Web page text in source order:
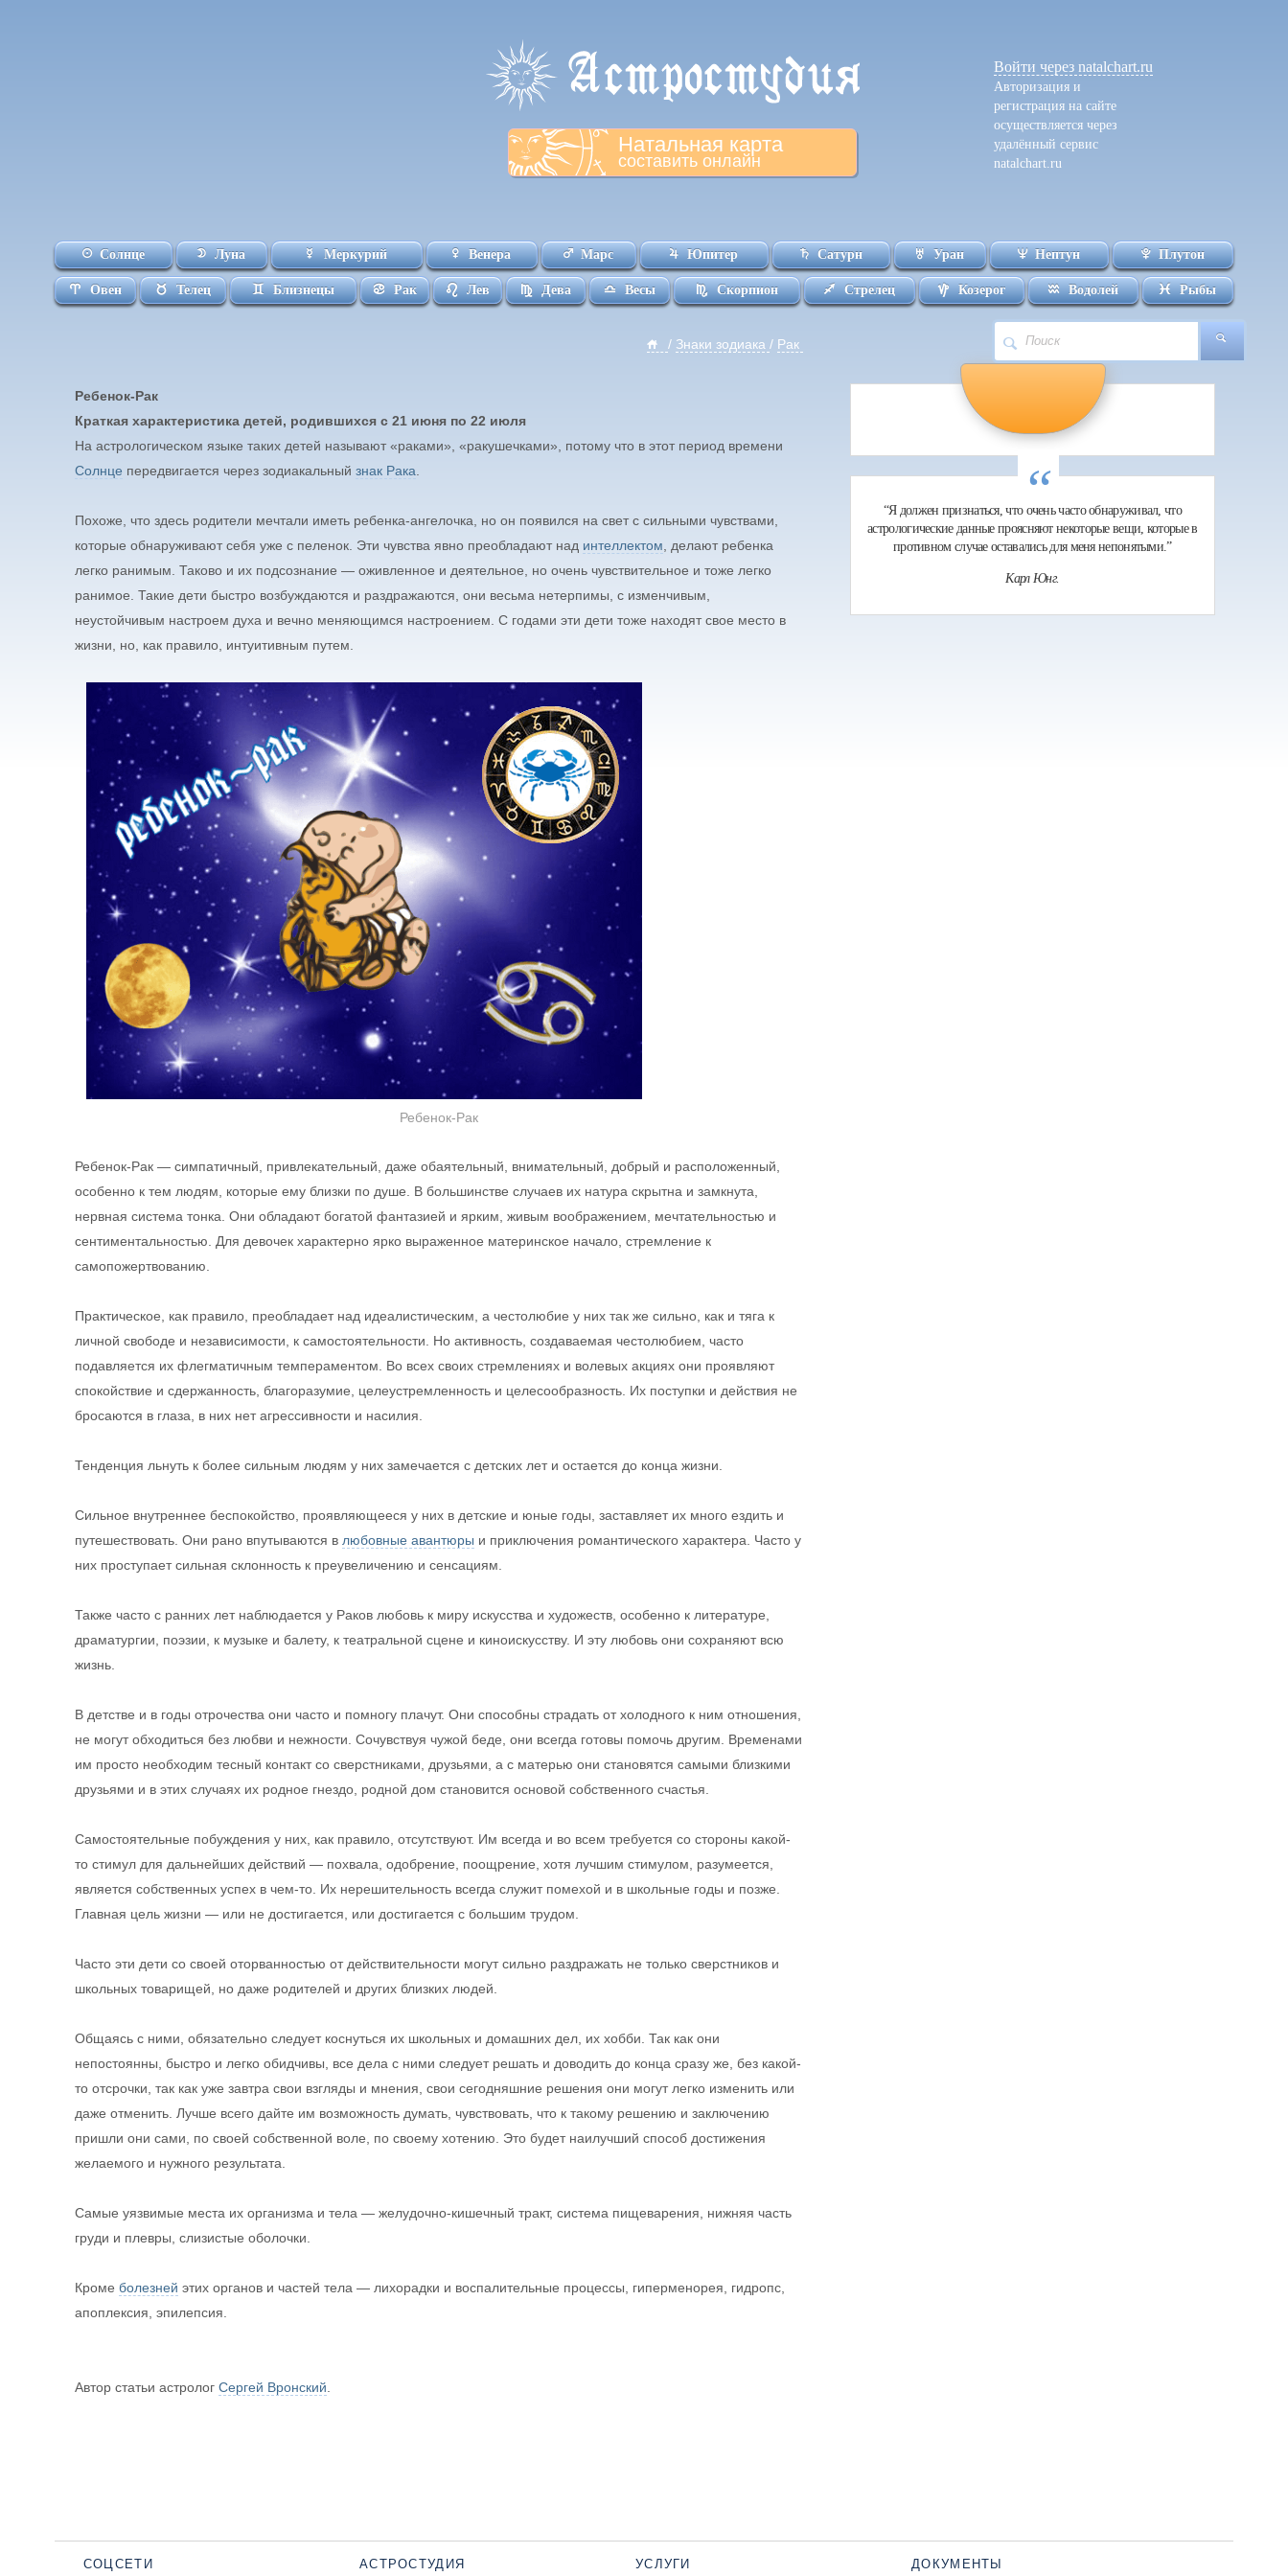
Войтичерез natalchart.ru
Авторизация и
регистрация на сайте
осуществляется через
удалённый сервис
natalchart.ru
Натальная карта
составить онлайн
Солнце Луна Меркурий Венера Марс Юпитер Сатурн Уран Нептун Плутон
Овен Телец Близнецы Рак Лев Дева Весы Скорпион Стрелец Козерог Водолей Рыбы
/ Знаки зодиака / Рак
Ребенок-Рак
Краткая характеристика детей, родившихся с 21 июня по 22 июля
На астрологическом языке таких детей называют «раками», «ракушечками», потому что в этот период времени
Солнце передвигается через зодиакальныйзнак Рака
Похоже, что здесь родители мечтали иметь ребенка-ангелочка, но он появился на свет с сильными чувствами,
которые обнаруживают себя уже с пеленок. Эти чувства явно преобладают над интеллектом , делают ребенка
легко ранимым. Таково и их подсознание — оживленное и деятельное, но очень чувствительное и тоже легко
ранимое. Такие дети быстро возбуждаются и раздражаются, они весьма нетерпимы, с изменчивым,
неустойчивым настроем духа и вечно меняющимся настроением. С годами эти дети тоже находят свое место в
жизни, но, как правило, интуитивным путем.
Ребенок-Рак
Ребенок-Рак — симпатичный, привлекательный, даже обаятельный, внимательный, добрый и расположенный,
особенно к тем людям, которые ему близки по душе. В большинстве случаев их натура скрытна и замкнута,
нервная система тонка. Они обладают богатой фантазией и ярким, живым воображением, мечтательностью и
сентиментальностью. Для девочек характерно ярко выраженное материнское начало, стремление к
самопожертвованию.
Практическое, как правило, преобладает над идеалистическим, а честолюбие у них так же сильно, как и тяга к
личной свободе и независимости, к самостоятельности. Но активность, создаваемая честолюбием, часто
подавляется их флегматичным темпераментом. Во всех своих стремлениях и волевых акциях они проявляют
спокойствие и сдержанность, благоразумие, целеустремленность и целесообразность. Их поступки и действия не
бросаются в глаза, в них нет агрессивности и насилия.
Тенденция льнуть к более сильным людям у них замечается с детских лет и остается до конца жизни.
Сильное внутреннее беспокойство, проявляющееся у них в детские и юные годы, заставляет их много ездить и
путешествовать. Они рано впутываются в любовные авантюры и приключения романтического характера. Часто у
них проступает сильная склонность к преувеличению и сенсациям.
Также часто с ранних лет наблюдается у Раков любовь к миру искусства и художеств, особенно к литературе,
драматургии, поэзии, к музыке и балету, к театральной сцене и киноискусству. И эту любовь они сохраняют всю
жизнь.
В детстве и в годы отрочества они часто и помногу плачут. Они способны страдать от холодного к ним отношения,
не могут обходиться без любви и нежности. Сочувствуя чужой беде, они всегда готовы помочь другим. Временами
им просто необходим тесный контакт со сверстниками, друзьями, а с матерью они становятся самыми близкими
друзьями и в этих случаях их родное гнездо, родной дом становится основой собственного счастья.
Самостоятельные побуждения у них, как правило, отсутствуют. Им всегда и во всем требуется со стороны какой-
то стимул для дальнейших действий — похвала, одобрение, поощрение, хотя лучшим стимулом, разумеется,
является собственных успех в чем-то. Их нерешительность всегда служит помехой и в школьные годы и позже.
Главная цель жизни — или не достигается, или достигается с большим трудом.
Часто эти дети со своей оторванностью от действительности могут сильно раздражать не только сверстников и
школьных товарищей, но даже родителей и других близких людей.
Общаясь с ними, обязательно следует коснуться их школьных и домашних дел, их хобби. Так как они
непостоянны, быстро и легко обидчивы, все дела с ними следует решать и доводить до конца сразу же, без какой-
то отсрочки, так как уже завтра свои взгляды и мнения, свои сегодняшние решения они могут легко изменить или
даже отменить. Лучше всего дайте им возможность думать, чувствовать, что к такому решению и заключению
пришли они сами, по своей собственной воле, по своему хотению. Это будет наилучший способ достижения
желаемого и нужного результата.
Самые уязвимые места их организма и тела — желудочно-кишечный тракт, система пищеварения, нижняя часть
груди и плевры, слизистые оболочки.
Кромеболезней этих органов и частей тела — лихорадки и воспалительные процессы, гиперменорея, гидропс,
апоплексия, эпилепсия.
Автор статьи астрологСергей Вронский
“
“Я должен признаться, что очень часто обнаруживал, что
астрологические данные проясняют некоторые вещи, которые в
противном случае оставались для меня непонятыми.”
Карл Юнг.
СОЦСЕТИ АСТРОСТУДИЯ УСЛУГИ ДОКУМЕНТЫ